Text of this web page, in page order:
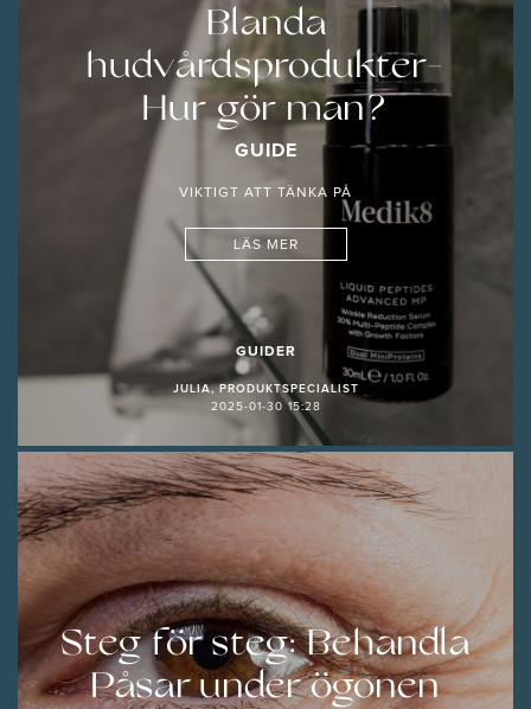
Blanda
hudvårdsprodukter-
Hur gör man?
GUIDE
VIKTIGT ATT TÄNKA PÅ
LÄS MER
GUIDER
JULIA, PRODUKTSPECIALIST
2025-01-30 15:28
Steg för steg: Behandla
Påsar under ögonen